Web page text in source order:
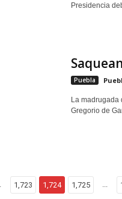
Presidencia
Puebla
La madrugada
Gregorio de
1,723 1,724 1,725 ...